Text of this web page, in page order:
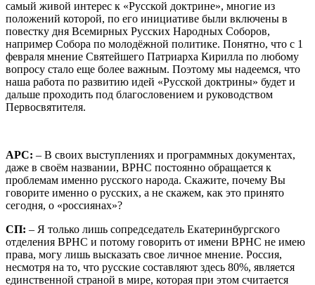
самый живой интерес к «Русской доктрине», многие из
положений которой, по его инициативе были включены в
повестку дня Всемирных Русских Народных Соборов,
например Собора по молодёжной политике. Понятно, что с 1
февраля мнение Святейшего Патриарха Кирилла по любому
вопросу стало еще более важным. Поэтому мы надеемся, что
наша работа по развитию идей «Русской доктрины» будет и
дальше проходить под благословением и руководством
Первосвятителя.
АРС: – В своих выступлениях и программных документах,
даже в своём названии, ВРНС постоянно обращается к
проблемам именно русского народа. Скажите, почему Вы
говорите именно о русских, а не скажем, как это принято
сегодня, о «россиянах»?
СП: – Я только лишь сопредседатель Екатеринбургского
отделения ВРНС и потому говорить от имени ВРНС не имею
права, могу лишь высказать свое личное мнение. Россия,
несмотря на то, что русские составляют здесь 80%, является
единственной страной в мире, которая при этом считается